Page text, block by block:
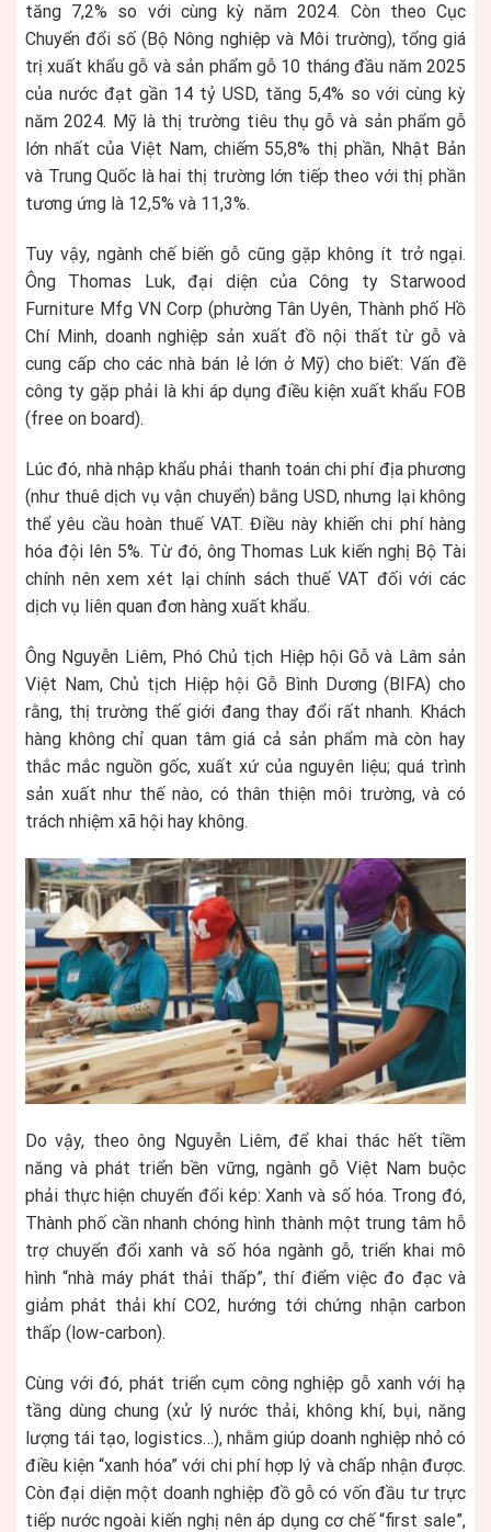
tăng 7,2% so với cùng kỳ năm 2024. Còn theo Cục
Chuyển đổi số (Bộ Nông nghiệp và Môi trường), tổng giá
trị xuất khẩu gỗ và sản phẩm gỗ 10 tháng đầu năm 2025
của nước đạt gần 14 tỷ USD, tăng 5,4% so với cùng kỳ
năm 2024. Mỹ là thị trường tiêu thụ gỗ và sản phẩm gỗ
lớn nhất của Việt Nam, chiếm 55,8% thị phần, Nhật Bản
và Trung Quốc là hai thị trường lớn tiếp theo với thị phần
tương ứng là 12,5% và 11,3%.
Tuy vậy, ngành chế biến gỗ cũng gặp không ít trở ngại.
Ông Thomas Luk, đại diện của Công ty Starwood
Furniture Mfg VN Corp (phường Tân Uyên, Thành phố Hồ
Chí Minh, doanh nghiệp sản xuất đồ nội thất từ gỗ và
cung cấp cho các nhà bán lẻ lớn ở Mỹ) cho biết: Vấn đề
công ty gặp phải là khi áp dụng điều kiện xuất khẩu FOB
(free on board).
Lúc đó, nhà nhập khẩu phải thanh toán chi phí địa phương
(như thuê dịch vụ vận chuyển) bằng USD, nhưng lại không
thể yêu cầu hoàn thuế VAT. Điều này khiến chi phí hàng
hóa đội lên 5%. Từ đó, ông Thomas Luk kiến nghị Bộ Tài
chính nên xem xét lại chính sách thuế VAT đối với các
dịch vụ liên quan đơn hàng xuất khẩu.
Ông Nguyễn Liêm, Phó Chủ tịch Hiệp hội Gỗ và Lâm sản
Việt Nam, Chủ tịch Hiệp hội Gỗ Bình Dương (BIFA) cho
rằng, thị trường thế giới đang thay đổi rất nhanh. Khách
hàng không chỉ quan tâm giá cả sản phẩm mà còn hay
thắc mắc nguồn gốc, xuất xứ của nguyên liệu; quá trình
sản xuất như thế nào, có thân thiện môi trường, và có
trách nhiệm xã hội hay không.
Do vậy, theo ông Nguyễn Liêm, để khai thác hết tiềm
năng và phát triển bền vững, ngành gỗ Việt Nam buộc
phải thực hiện chuyển đổi kép: Xanh và số hóa. Trong đó,
Thành phố cần nhanh chóng hình thành một trung tâm hỗ
trợ chuyển đổi xanh và số hóa ngành gỗ, triển khai mô
hình “nhà máy phát thải thấp”, thí điểm việc đo đạc và
giảm phát thải khí CO2, hướng tới chứng nhận carbon
thấp (low-carbon).
Cùng với đó, phát triển cụm công nghiệp gỗ xanh với hạ
tầng dùng chung (xử lý nước thải, không khí, bụi, năng
lượng tái tạo, logistics…), nhằm giúp doanh nghiệp nhỏ có
điều kiện “xanh hóa” với chi phí hợp lý và chấp nhận được.
Còn đại diện một doanh nghiệp đồ gỗ có vốn đầu tư trực
tiếp nước ngoài kiến nghị nên áp dụng cơ chế “first sale”,